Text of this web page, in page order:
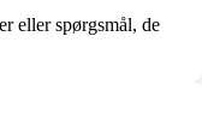
eller spørgsmål, de